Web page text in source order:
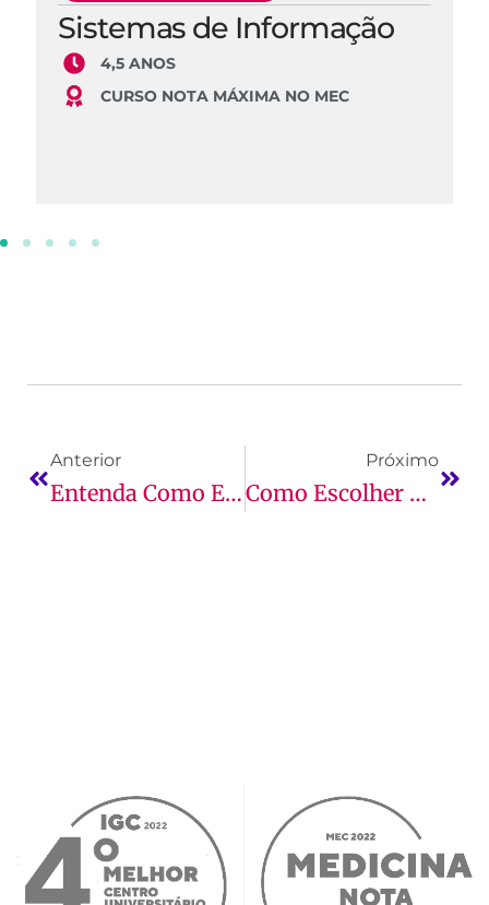
Sistemas de Informação
4,5 ANOS
CURSO NOTA MÁXIMA NO MEC
Anterior
Entenda Como Escolher O Melhor Curso De Direito
Próximo
Como Escolher O Melhor Curso De Ciências Contábeis